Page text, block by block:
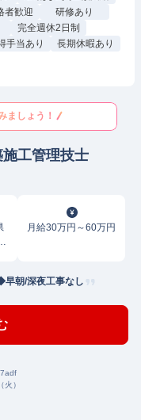
者歓迎
研修あり
完全週休2日制
手当あり
長期休暇あり
ましょう！
工管理技士
月給30万円～60万円
朝/深夜工事なし
）